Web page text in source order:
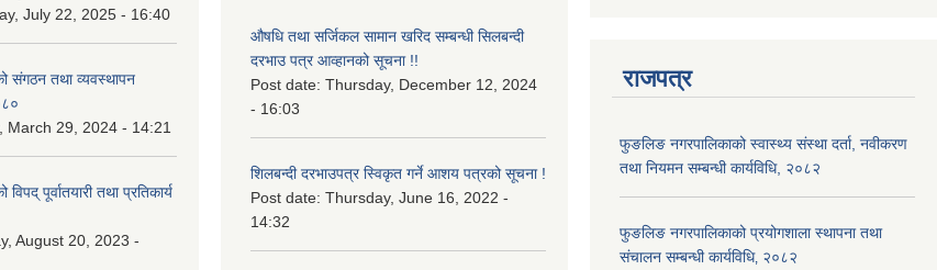
July 22, 2025 - 16:40
संगठन तथा व्यवस्थापन
March 29, 2024 - 14:21
पूर्वातयारी तथा प्रतिकार्य
August 20, 2023 -
औषधि तथा सर्जिकल सामान खरिद सम्बन्धी सिलबन्दी
दरभाउ पत्र आव्हानको सूचना !!
Post date: Thursday, December 12, 2024
- 16:03
शिलबन्दी दरभाउपत्र स्विकृत गर्ने आशय पत्रको सूचना !
Post date: Thursday, June 16, 2022 -
14:32
राजपत्र
फुङलिङ नगरपालिकाको स्वास्थ्य संस्था दर्ता, नवीकरण
तथा नियमन सम्बन्धी कार्यविधि, २०८२
फुङलिङ नगरपालिकाको प्रयोगशाला स्थापना तथा
संचालन सम्बन्धी कार्यविधि‚ २०८२